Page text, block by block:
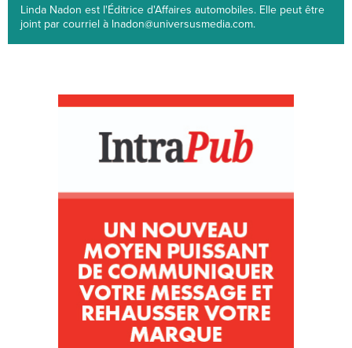
Linda Nadon est l'Éditrice d'Affaires automobiles. Elle peut être
joint par courriel à lnadon@universusmedia.com.